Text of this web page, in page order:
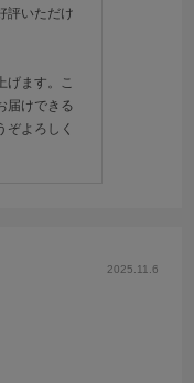
評いただけ
げます。こ
届けできる
ぞよろしく
2025.11.6